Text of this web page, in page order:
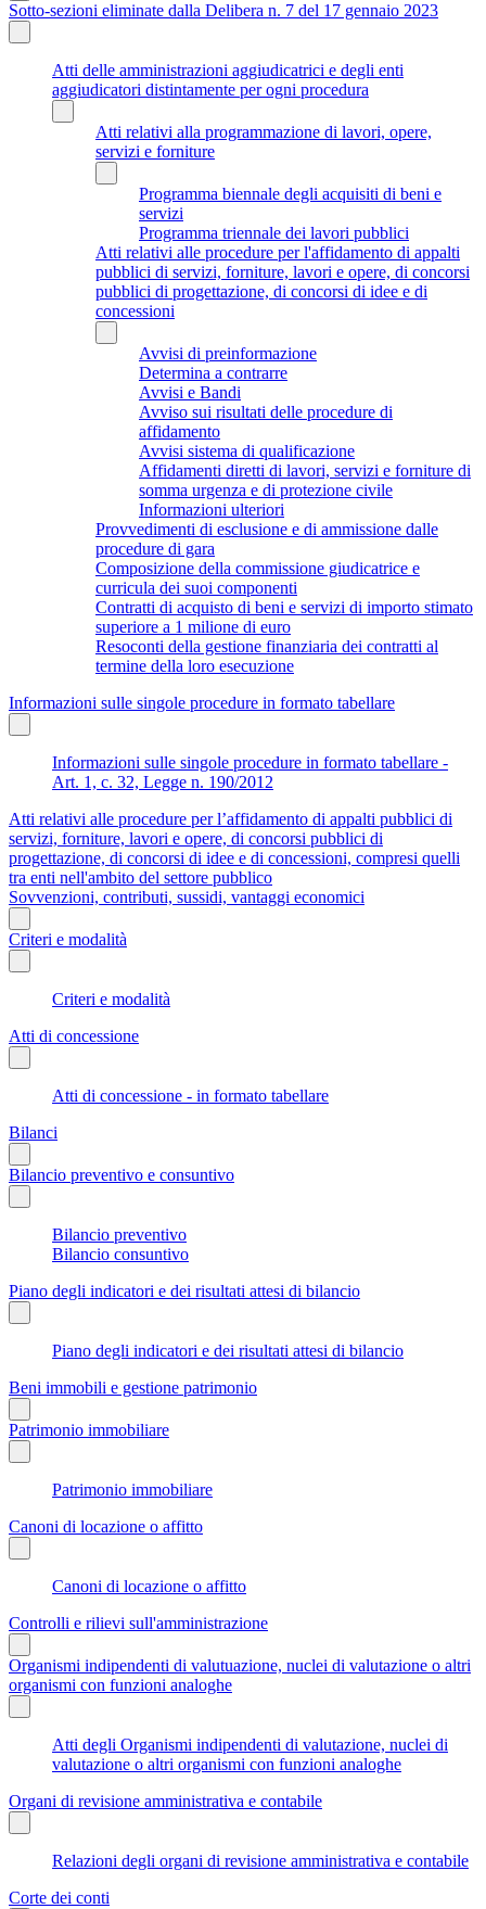
Sotto-sezioni eliminate dalla Delibera n. 7 del 17 gennaio 2023
Atti delle amministrazioni aggiudicatrici e degli enti
aggiudicatori distintamente per ogni procedura
Atti relativi alla programmazione di lavori, opere,
servizi e forniture
Programma biennale degli acquisiti di beni e
servizi
Programma triennale dei lavori pubblici
Atti relativi alle procedure per l'affidamento di appalti
pubblici di servizi, forniture, lavori e opere, di concorsi
pubblici di progettazione, di concorsi di idee e di
concessioni
Avvisi di preinformazione
Determina a contrarre
Avvisi e Bandi
Avviso sui risultati delle procedure di
affidamento
Avvisi sistema di qualificazione
Affidamenti diretti di lavori, servizi e forniture di
somma urgenza e di protezione civile
Informazioni ulteriori
Provvedimenti di esclusione e di ammissione dalle
procedure di gara
Composizione della commissione giudicatrice e
curricula dei suoi componenti
Contratti di acquisto di beni e servizi di importo stimato
superiore a 1 milione di euro
Resoconti della gestione finanziaria dei contratti al
termine della loro esecuzione
Informazioni sulle singole procedure in formato tabellare
Informazioni sulle singole procedure in formato tabellare -
Art. 1, c. 32, Legge n. 190/2012
Atti relativi alle procedure per l’affidamento di appalti pubblici di
servizi, forniture, lavori e opere, di concorsi pubblici di
progettazione, di concorsi di idee e di concessioni, compresi quelli
tra enti nell'ambito del settore pubblico
Sovvenzioni, contributi, sussidi, vantaggi economici
Criteri e modalità
Criteri e modalità
Atti di concessione
Atti di concessione - in formato tabellare
Bilanci
Bilancio preventivo e consuntivo
Bilancio preventivo
Bilancio consuntivo
Piano degli indicatori e dei risultati attesi di bilancio
Piano degli indicatori e dei risultati attesi di bilancio
Beni immobili e gestione patrimonio
Patrimonio immobiliare
Patrimonio immobiliare
Canoni di locazione o affitto
Canoni di locazione o affitto
Controlli e rilievi sull'amministrazione
Organismi indipendenti di valutuazione, nuclei di valutazione o altri
organismi con funzioni analoghe
Atti degli Organismi indipendenti di valutazione, nuclei di
valutazione o altri organismi con funzioni analoghe
Organi di revisione amministrativa e contabile
Relazioni degli organi di revisione amministrativa e contabile
Corte dei conti